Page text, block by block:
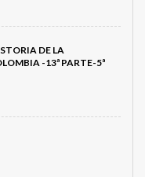
DE LA
-13ª PARTE-5ª